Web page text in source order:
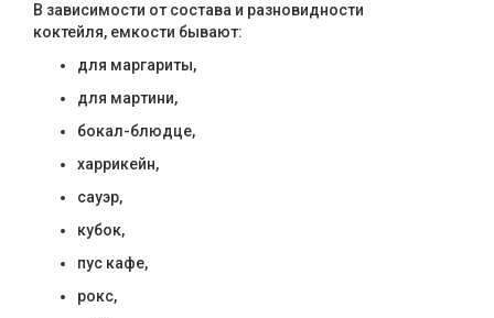
В зависимости от состава и разновидности
коктейля, емкости бывают:
для маргариты,
для мартини,
бокал-блюдце,
харрикейн,
сауэр,
кубок,
пус кафе,
рокс,